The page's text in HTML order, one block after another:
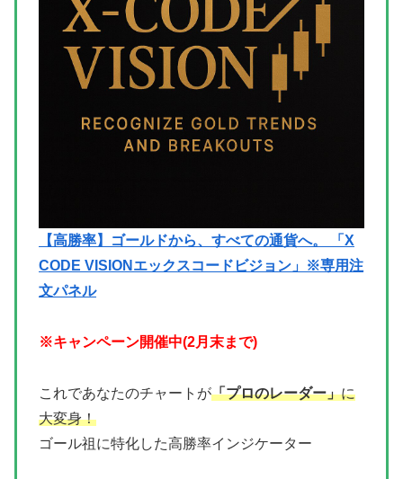
【高勝率】ゴールドから、すべての通貨へ。 「X
CODE VISIONエックスコードビジョン」※専用注
文パネル
※キャンペーン開催中(2月末まで)
これであなたのチャートが「プロのレーダー」に
大変身！
ゴール祖に特化した高勝率インジケーター